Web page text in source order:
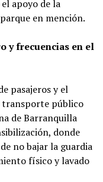
apoyo de la
en mención.
y frecuencias en el
pasajeros y el
transporte público
de Barranquilla
donde
no bajar la guardia
físico y lavado